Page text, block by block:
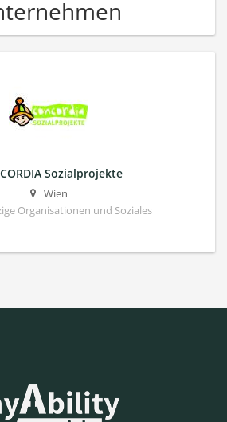
Sozialprojekte
Wien
Organisationen und Soziales